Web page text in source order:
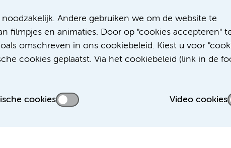
Andere gebruiken we om de website te
filmpjes en animaties. Door op "cookies accepteren"
omschreven in ons cookiebeleid. Kiest u voor
cookies geplaatst. Via het cookiebeleid (link in de
cookies Video cookies